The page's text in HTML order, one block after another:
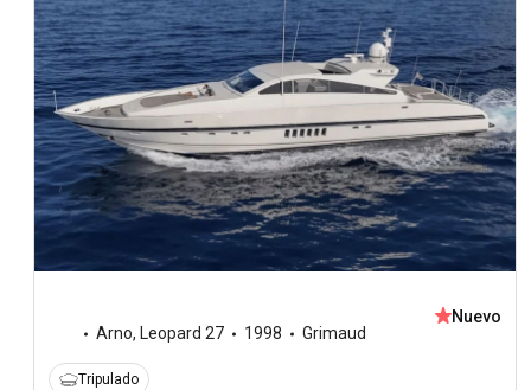
Arno, Leopard 27 1998 Grimaud
Nuevo
Tripulado